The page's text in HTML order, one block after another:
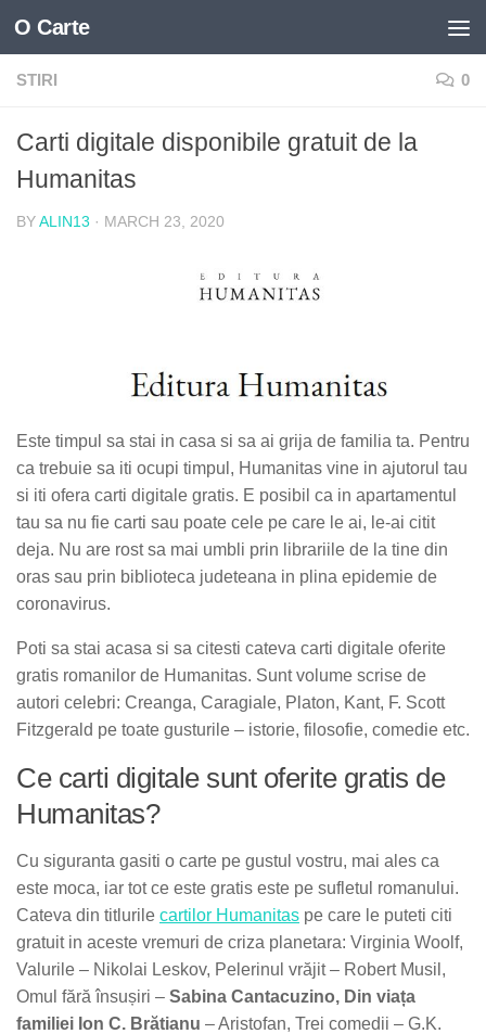
Skip to content
O Carte
STIRI 0
Carti digitale disponibile gratuit de la
Humanitas
BY ALIN13 · MARCH 23, 2020
Este timpul sa stai in casa si sa ai grija de familia ta. Pentru
ca trebuie sa iti ocupi timpul, Humanitas vine in ajutorul tau
si iti ofera carti digitale gratis. E posibil ca in apartamentul
tau sa nu fie carti sau poate cele pe care le ai, le-ai citit
deja. Nu are rost sa mai umbli prin librariile de la tine din
oras sau prin biblioteca judeteana in plina epidemie de
coronavirus.
Poti sa stai acasa si sa citesti cateva carti digitale oferite
gratis romanilor de Humanitas. Sunt volume scrise de
autori celebri: Creanga, Caragiale, Platon, Kant, F. Scott
Fitzgerald pe toate gusturile – istorie, filosofie, comedie etc.
Ce carti digitale sunt oferite gratis de
Humanitas?
Cu siguranta gasiti o carte pe gustul vostru, mai ales ca
este moca, iar tot ce este gratis este pe sufletul romanului.
Cateva din titlurile cartilor Humanitas pe care le puteti citi
gratuit in aceste vremuri de criza planetara: Virginia Woolf,
Valurile – Nikolai Leskov, Pelerinul vrăjit – Robert Musil,
Omul fără însușiri – Sabina Cantacuzino, Din viața
familiei Ion C. Brătianu – Aristofan, Trei comedii – G.K.